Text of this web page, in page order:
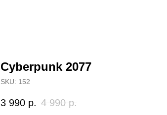
Cyberpunk 2077
SKU: 152
3 990 р. 4 990 р.